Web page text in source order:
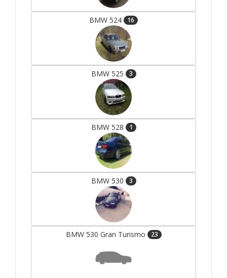
BMW 524 16
BMW 525 3
BMW 528 1
BMW 530 3
BMW 530 Gran Turismo 23